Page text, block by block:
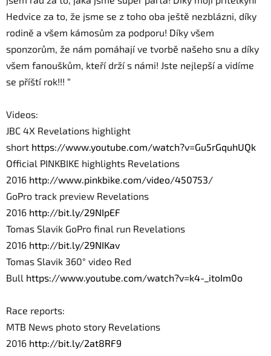
Hedvice za to, že jsme se z toho oba ještě nezblázni, díky
rodině a všem kámosům za podporu! Díky všem
sponzorům, že nám pomáhají ve tvorbě našeho snu a díky
všem fanouškům, kteří drží s námi! Jste nejlepší a vidíme
se příští rok!!! “
Videos:
JBC 4X Revelations highlight
short https://www.youtube.com/watch?v=Gu5rGquhUQk
Official PINKBIKE highlights Revelations
2016 http://www.pinkbike.com/video/450753/
GoPro track preview Revelations
2016 http://bit.ly/29NIpEF
Tomas Slavik GoPro final run Revelations
2016 http://bit.ly/29NIKav
Tomas Slavik 360° video Red
Bull https://www.youtube.com/watch?v=k4-_itoIm0o
Race reports:
MTB News photo story Revelations
2016 http://bit.ly/2at8RF9